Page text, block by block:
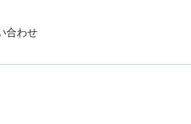
合わせ